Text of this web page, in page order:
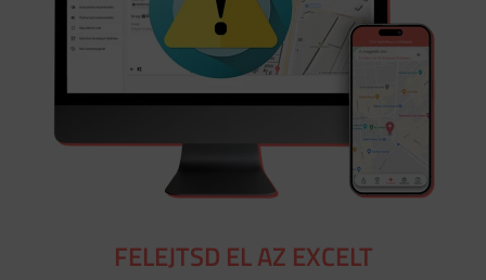
FELEJTSD EL AZ EXCELT